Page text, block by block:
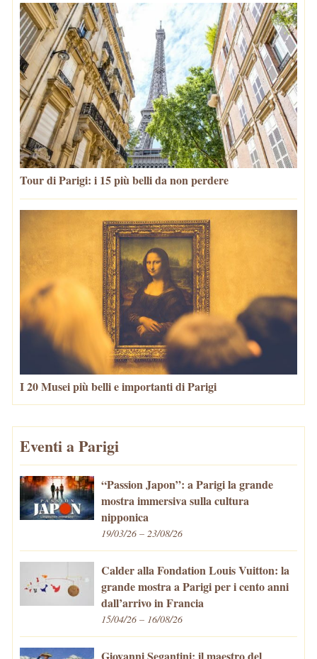
Tour di Parigi: i 15 più belli da non perdere
I 20 Musei più belli e importanti di Parigi
Eventi a Parigi
“Passion Japon”: a Parigi la grande
mostra immersiva sulla cultura
nipponica
19/03/26 – 23/08/26
Calder alla Fondation Louis Vuitton: la
grande mostra a Parigi per i cento anni
dall’arrivo in Francia
15/04/26 – 16/08/26